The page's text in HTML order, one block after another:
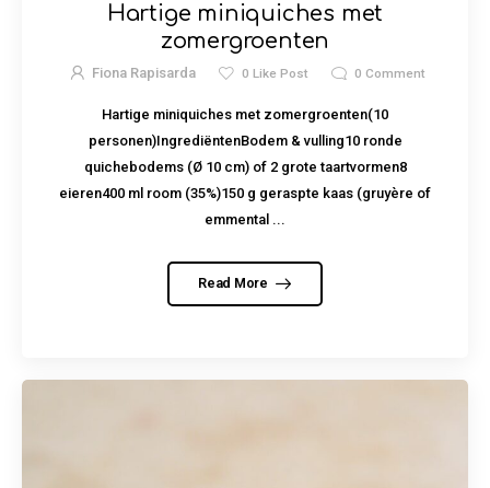
Hartige miniquiches met
zomergroenten
Fiona Rapisarda 0 Like Post 0 Comment
Hartige miniquiches met zomergroenten(10
personen)IngrediëntenBodem & vulling10 ronde
quichebodems (Ø 10 cm) of 2 grote taartvormen8
eieren400 ml room (35%)150 g geraspte kaas (gruyère of
emmental ...
Read More